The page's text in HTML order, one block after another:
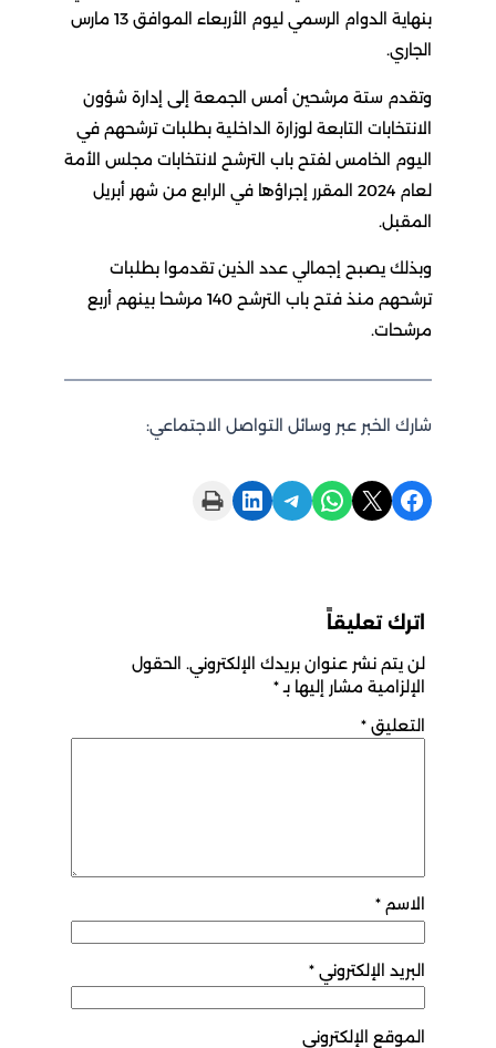
بنهاية الدوام الرسمي ليوم الأربعاء الموافق 13 مارس
الجاري.
وتقدم ستة مرشحين أمس الجمعة إلى إدارة شؤون
الانتخابات التابعة لوزارة الداخلية بطلبات ترشحهم في
اليوم الخامس لفتح باب الترشح لانتخابات مجلس الأمة
لعام 2024 المقرر إجراؤها في الرابع من شهر أبريل
المقبل.
وبذلك يصبح إجمالي عدد الذين تقدموا بطلبات
ترشحهم منذ فتح باب الترشح 140 مرشحا بينهم أربع
مرشحات.
شارك الخبر عبر وسائل التواصل الاجتماعي:
Share on Facebook
Share on X
Share on WhatsApp
Share on Telegram
Share on LinkedIn
Print this Page
اترك تعليقاً
لن يتم نشر عنوان بريدك الإلكتروني. الحقول
الإلزامية مشار إليها بـ*
التعليق *
الاسم *
البريد الإلكتروني *
الموقع الإلكتروني